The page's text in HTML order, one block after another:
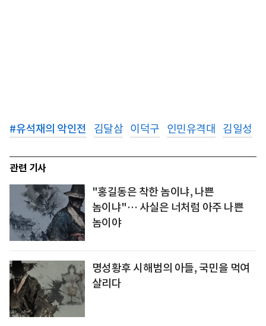
#유석재의 악인전 김달삼 이덕구 인민유격대 김일성
관련 기사
"홍길동은 착한 놈이냐, 나쁜
놈이냐"… 사실은 너처럼 아주 나쁜
놈이야
명성황후 시해범의 아들, 국민을 먹여
살리다